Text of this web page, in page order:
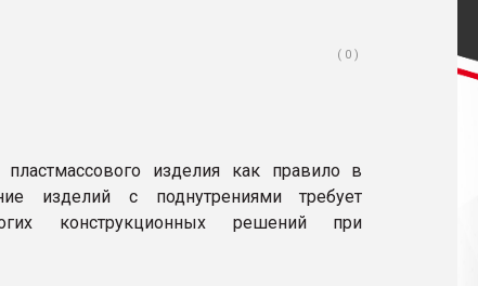
( 0 )
пластмассового изделия как правило в
изделий с поднутрениями требует
конструкционных решений при